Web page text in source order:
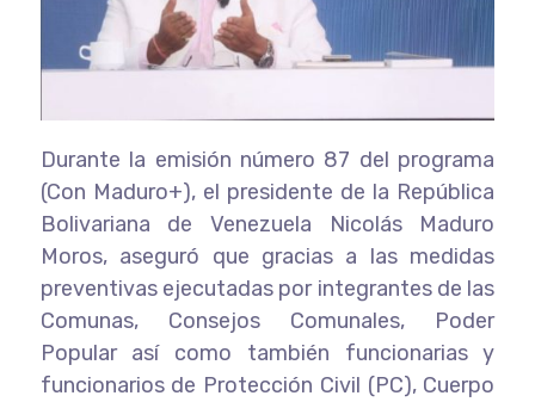
Durante la emisión número 87 del programa
(Con Maduro+), el presidente de la República
Bolivariana de Venezuela Nicolás Maduro
Moros, aseguró que gracias a las medidas
preventivas ejecutadas por integrantes de las
Comunas, Consejos Comunales, Poder
Popular así como también funcionarias y
funcionarios de Protección Civil (PC), Cuerpo